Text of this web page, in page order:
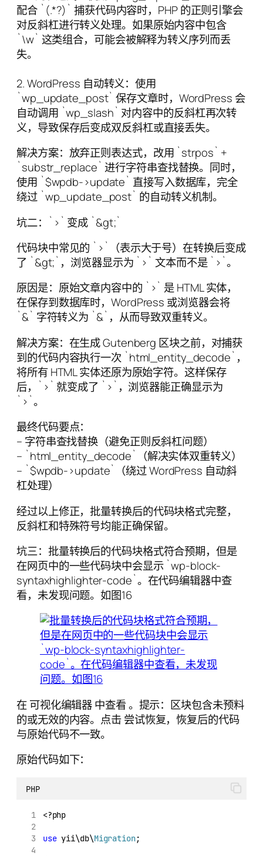
配合 `(.*?)` 捕获代码内容时，PHP 的正则引擎会
对反斜杠进行转义处理。如果原始内容中包含
`\w` 这类组合，可能会被解释为转义序列而丢
失。
2. WordPress 自动转义：使用
`wp_update_post` 保存文章时，WordPress 会
自动调用 `wp_slash` 对内容中的反斜杠再次转
义，导致保存后变成双反斜杠或直接丢失。
解决方案：放弃正则表达式，改用 `strpos` +
`substr_replace` 进行字符串查找替换。同时，
使用 `$wpdb->update` 直接写入数据库，完全
绕过 `wp_update_post` 的自动转义机制。
坑二：`>` 变成 `&gt;`
代码块中常见的 `>`（表示大于号）在转换后变成
了 `&gt;`，浏览器显示为 `>` 文本而不是 `>`。
原因是：原始文章内容中的 `>` 是 HTML 实体，
在保存到数据库时，WordPress 或浏览器会将
`&` 字符转义为 `&`，从而导致双重转义。
解决方案：在生成 Gutenberg 区块之前，对捕获
到的代码内容执行一次 `html_entity_decode`，
将所有 HTML 实体还原为原始字符。这样保存
后，`>` 就变成了 `>`，浏览器能正确显示为
`>`。
最终代码要点：
– 字符串查找替换（避免正则反斜杠问题）
– `html_entity_decode`（解决实体双重转义）
– `$wpdb->update`（绕过 WordPress 自动斜
杠处理）
经过以上修正，批量转换后的代码块格式完整，
反斜杠和特殊符号均能正确保留。
坑三：批量转换后的代码块格式符合预期，但是
在网页中的一些代码块中会显示 `wp-block-
syntaxhighlighter-code`。在代码编辑器中查
看，未发现问题。如图16
在 可视化编辑器 中查看 。提示：区块包含未预料
的或无效的内容。点击 尝试恢复，恢复后的代码
与原始代码不一致。
原始代码如下：
PHP
<?php
use yii\db\Migration;